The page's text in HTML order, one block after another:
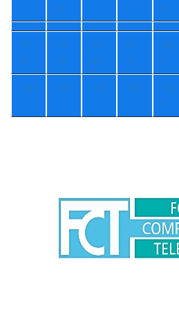
m
r
é
+1
6°
+1
5°
+1
4°
+1
3°
+9
°
+6° +5° +4° +4° +8
°